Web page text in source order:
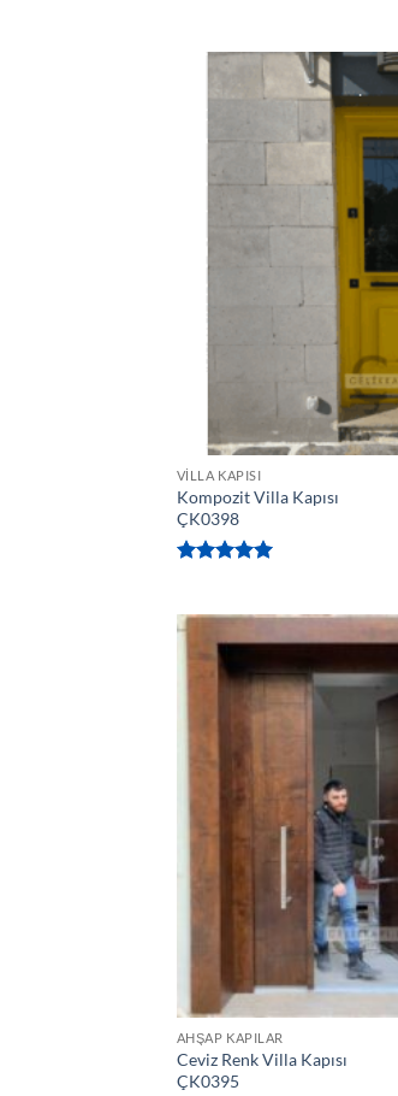
VILLA KAPISI
Kompozit Villa Kapısı
ÇK0398
AHŞAP KAPILAR
Ceviz Renk Villa Kapısı
ÇK0395